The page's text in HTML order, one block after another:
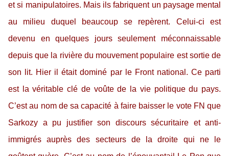
et si manipulatoires. Mais ils fabriquent un paysage mental
au milieu duquel beaucoup se repèrent. Celui-ci est
devenu en quelques jours seulement méconnaissable
depuis que la rivière du mouvement populaire est sortie de
son lit. Hier il était dominé par le Front national. Ce parti
est la véritable clé de voûte de la vie politique du pays.
C’est au nom de sa capacité à faire baisser le vote FN que
Sarkozy a pu justifier son discours sécuritaire et anti-
immigrés auprès des secteurs de la droite qui ne le